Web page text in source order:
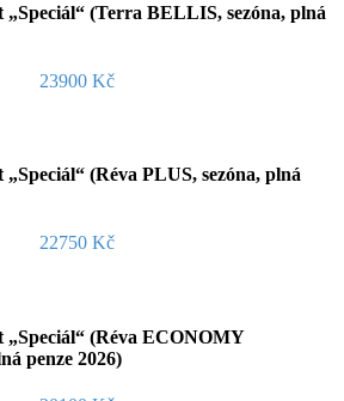
„Speciál“ (Terra BELLIS, sezóna, plná
23900 Kč
(Réva PLUS, sezóna, plná
22750 Kč
„Speciál“ (Réva ECONOMY
penze 2026)